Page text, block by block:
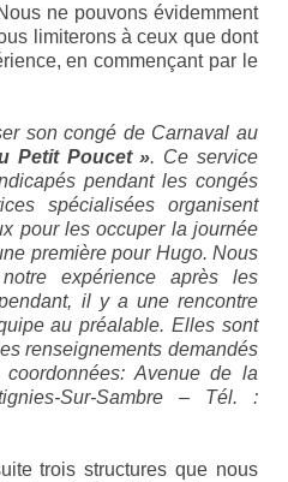
(FXS)
ataxie lié au X
Ovarienne
(FXPOI)
ne pouvons évidemment
limiterons à ceux que dont
en commençant par le
son congé de Carnaval au
Petit Poucet ». Ce service
pendant les congés
spécialisées organisent
pour les occuper la journée
première pour Hugo. Nous
expérience après les
il y a une rencontre
au préalable. Elles sont
renseignements demandés
Avenue de la
Sur-Sambre – Tél. :
trois structures que nous